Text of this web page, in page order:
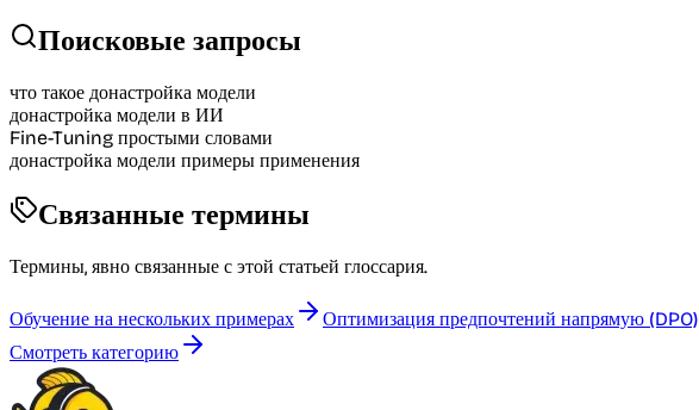
Поисковые запросы
что такое донастройка модели
донастройка модели в ИИ
Fine-Tuning простыми словами
донастройка модели примеры применения
Связанные термины
Термины, явно связанные с этой статьей глоссария.
Обучение на нескольких примерах Оптимизация предпочтений напрямую (DPO)
Смотреть категорию